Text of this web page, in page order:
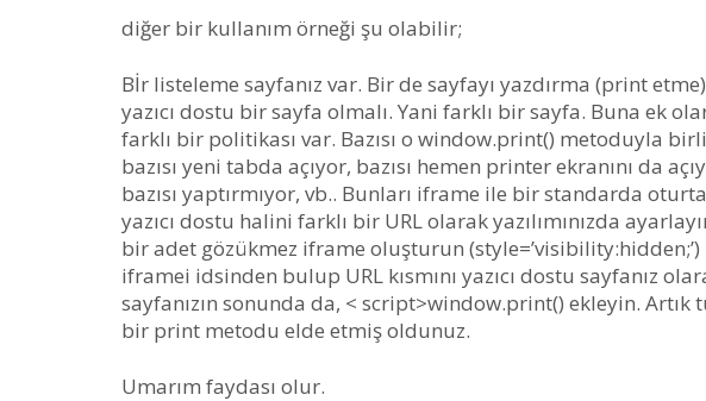
diğer bir kullanım örneği şu olabilir;
Bİr listeleme sayfanız var. Bir de sayfayı yazdırma (print
yazıcı dostu bir sayfa olmalı. Yani farklı bir sayfa. Buna ek
farklı bir politikası var. Bazısı o window.print() metoduyla
bazısı yeni tabda açıyor, bazısı hemen printer ekranını da
bazısı yaptırmıyor, vb.. Bunları iframe ile bir standarda
yazıcı dostu halini farklı bir URL olarak yazılımınızda
bir adet gözükmez iframe oluşturun
iframei idsinden bulup URL kısmını yazıcı dostu sayfanız
sayfanızın sonunda da, < script>window.print() ekleyin.
bir print metodu elde etmiş oldunuz.
Umarım faydası olur.